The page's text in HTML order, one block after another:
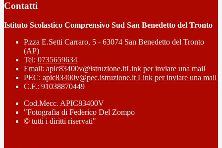
Contatti
Istituto Scolastico Comprensivo Sud San Benedetto del Tronto
P.zza E.Setti Carraro, 5 - 63074 San Benedetto del Tronto
(AP)
Tel: 0735659634
Email: apic83400v@istruzione.itLink per inviare una mail
PEC: apic83400v@pec.istruzione.it Link per inviare una mail
C.F.: 91038870449
Cod.Mecc. APIC83400V
"Fotografia di Federico Del Zompo
© tutti i diritti riservati"